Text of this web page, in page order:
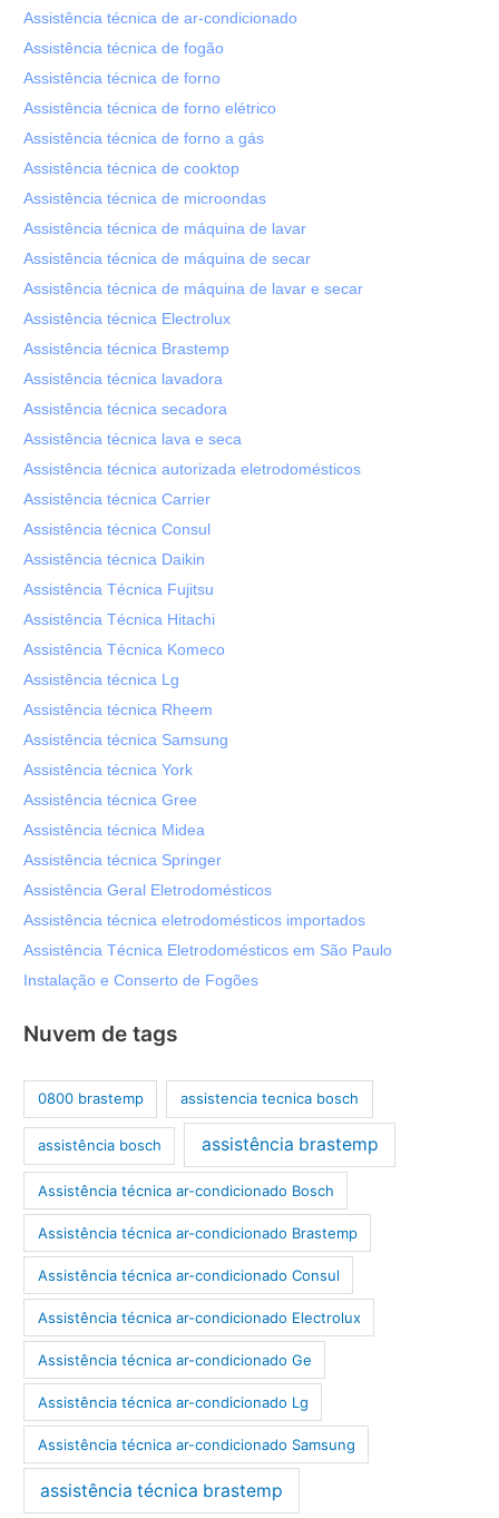
Assistência técnica de ar-condicionado
Assistência técnica de fogão
Assistência técnica de forno
Assistência técnica de forno elétrico
Assistência técnica de forno a gás
Assistência técnica de cooktop
Assistência técnica de microondas
Assistência técnica de máquina de lavar
Assistência técnica de máquina de secar
Assistência técnica de máquina de lavar e secar
Assistência técnica Electrolux
Assistência técnica Brastemp
Assistência técnica lavadora
Assistência técnica secadora
Assistência técnica lava e seca
Assistência técnica autorizada eletrodomésticos
Assistência técnica Carrier
Assistência técnica Consul
Assistência técnica Daikin
Assistência Técnica Fujitsu
Assistência Técnica Hitachi
Assistência Técnica Komeco
Assistência técnica Lg
Assistência técnica Rheem
Assistência técnica Samsung
Assistência técnica York
Assistência técnica Gree
Assistência técnica Midea
Assistência técnica Springer
Assistência Geral Eletrodomésticos
Assistência técnica eletrodomésticos importados
Assistência Técnica Eletrodomésticos em São Paulo
Instalação e Conserto de Fogões
Nuvem de tags
0800 brastemp assistencia tecnica bosch
assistência bosch assistência brastemp
Assistência técnica ar-condicionado Bosch
Assistência técnica ar-condicionado Brastemp
Assistência técnica ar-condicionado Consul
Assistência técnica ar-condicionado Electrolux
Assistência técnica ar-condicionado Ge
Assistência técnica ar-condicionado Lg
Assistência técnica ar-condicionado Samsung
assistência técnica brastemp